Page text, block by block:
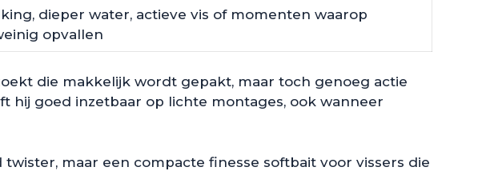
dieper water, actieve vis of momenten waarop
opvallen
die makkelijk wordt gepakt, maar toch genoeg actie
hij goed inzetbaar op lichte montages, ook wanneer
maar een compacte finesse softbait voor vissers die